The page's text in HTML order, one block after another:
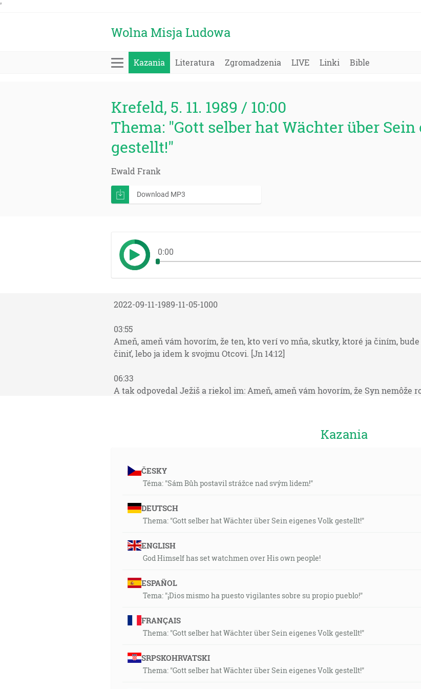
'
Wolna Misja Ludowa
Kazania Literatura Zgromadzenia LIVE Linki Bible
Krefeld, 5. 11. 1989 / 10:00
Thema: "Gott selber hat Wächter über
gestellt!"
Ewald Frank
Download MP3
0:00
2022-09-11-1989-11-05-1000
03:55
Ameň, ameň vám hovorím, že ten, kto verí vo mňa, skutky, ktoré ja činím,
činiť, lebo ja idem k svojmu Otcovi. [Jn 14:12]
06:33
A tak odpovedal Ježiš a riekol im: Ameň, ameň vám hovorím, že Syn nemôže
12:56
Vtedy mu povedal Pilát: Teda si ty predsa kráľ? Ježiš odpovedal: Ty dobre
nato som prišiel na svet, aby som vydal pravde svedoctvo. Každý, kto je z
A Ježiš mu povedal: Ja som cesta i pravda i život; nikto neprijde k Otcovi, len
Kazania
ČESKY
Téma: "Sám Bůh postavil strážce nad svým lidem!"
DEUTSCH
Thema: "Gott selber hat Wächter über Sein eigenes Volk gestellt!"
ENGLISH
God Himself has set watchmen over His own people!
ESPAÑOL
Tema: "¡Dios mismo ha puesto vigilantes sobre su propio pueblo!"
FRANÇAIS
Thema: "Gott selber hat Wächter über Sein eigenes Volk gestellt!"
SRPSKOHRVATSKI
Thema: "Gott selber hat Wächter über Sein eigenes Volk gestellt!"